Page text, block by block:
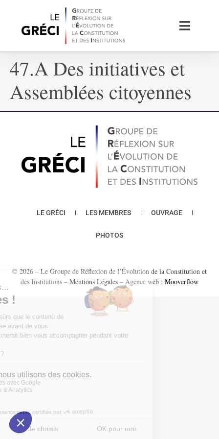
47.A Des initiatives et
Assemblées citoyennes
LE GRÉCI LES MEMBRES OUVRAGE
PHOTOS
© 2026 – Le Groupe de Réflexion de l’Évolution de la Constitution et
des Institutions – Mentions Légales – Agence web : Mooverflow